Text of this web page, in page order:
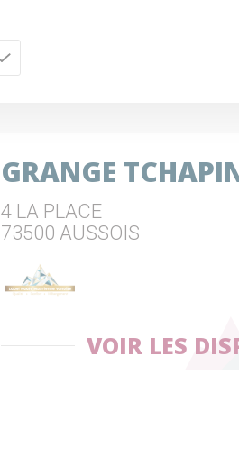
GRANGE
4 LA PLACE
73500 AUSSOIS
VOIR LES